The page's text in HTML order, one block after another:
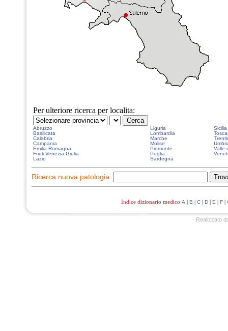
Per ulteriore ricerca per localita:
Abruzzo Liguria
Sicilia
Basilicata
Lombardia
Calabria
Marche
Campania
Molise
Emilia Romagna
Piemonte
Valle
Friuli Venezia Giulia
Puglia
Lazio
Sardegna
Ricerca nuova patologia
Indice dizionario medico A | B | C | D | E | F |
Realizzato